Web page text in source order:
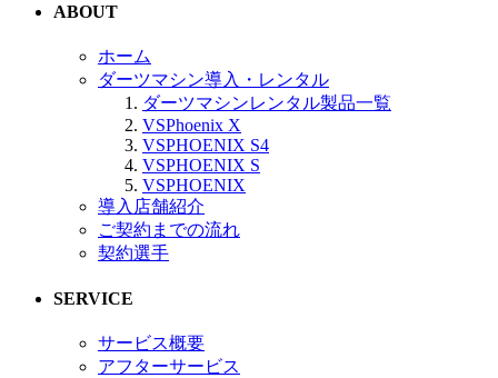
ABOUT
ホーム
ダーツマシン導入・レンタル
ダーツマシンレンタル製品一覧
VSPhoenix X
VSPHOENIX S4
VSPHOENIX S
VSPHOENIX
導入店舗紹介
ご契約までの流れ
契約選手
SERVICE
サービス概要
アフターサービス